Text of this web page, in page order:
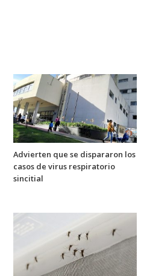
Advierten que se dispararon los
casos de virus respiratorio
sincitial